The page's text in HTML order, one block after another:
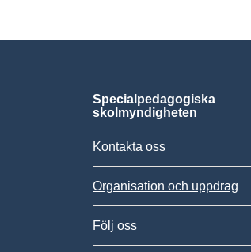
Specialpedagogiska
skolmyndigheten
Kontakta oss
Organisation och uppdrag
Följ oss